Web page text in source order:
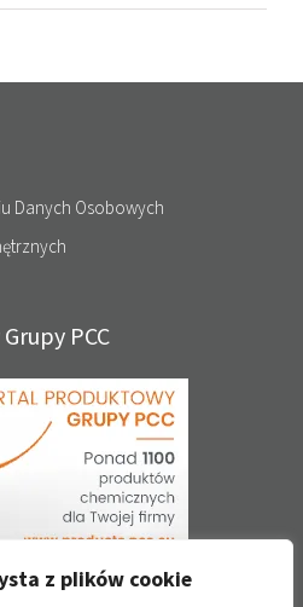
z plików cookie
Danych Osobowych
PCC